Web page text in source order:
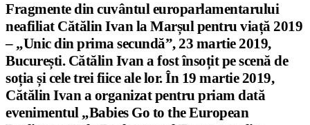
Fragmente din cuvântul europarlamentarului
neafiliat Cătălin Ivan la Marșul pentru viață 2019
– „Unic din prima secundă”, 23 martie 2019,
București. Cătălin Ivan a fost însoțit pe scenă de
soția și cele trei fiice ale lor. În 19 martie 2019,
Cătălin Ivan a organizat pentru priam dată
evenimentul „Babies Go to the European